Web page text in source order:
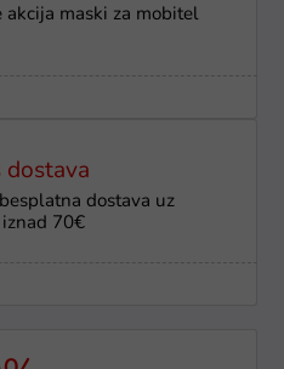
akcija maski za mobitel
dostava
dostava uz
70€